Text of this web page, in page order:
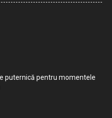
puternică pentru momentele